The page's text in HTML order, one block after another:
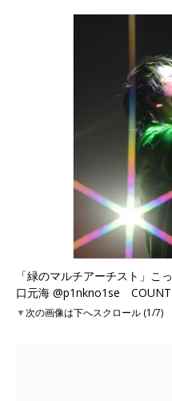
「緑のマルチアーチスト」こ
口元海 @p1nkno1se
▼次の画像は下へスクロール (1/7)